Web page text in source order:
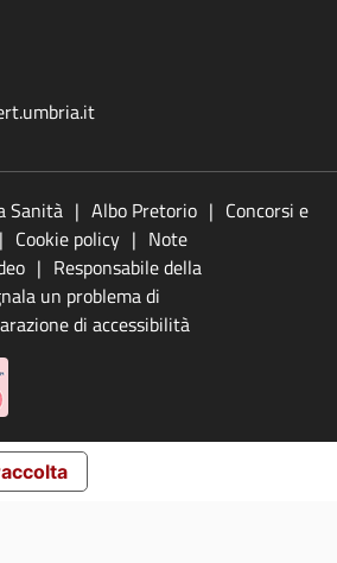
Sanità Albo Pretorio
Concorsi e
Cookie policy
Note
Responsabile della
un problema di
di accessibilità